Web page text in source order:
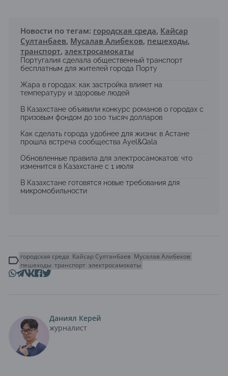
Новости по тегам: городская среда, Кайсар
Султанбаев, Мусалав Алибеков, пешеходы,
транспорт, электросамокаты
Португалия сделала общественный транспорт
бесплатным для жителей города Порту
Жара в городах: как застройка влияет на
температуру и здоровье людей
В Казахстане объявили конкурс романов о городах с
призовым фондом до 100 тысяч долларов
Как сделать города удобнее для жизни: в Астане
прошла встреча сообщества Ayel&Qala
Обновленные правила для электросамокатов: что
изменится в Казахстане с 1 июля
В Казахстане готовятся новые требования для
микромобильности
городская среда Кайсар Султанбаев Мусалав Алибеков
пешеходы транспорт электросамокаты
Даниял Керей
журналист